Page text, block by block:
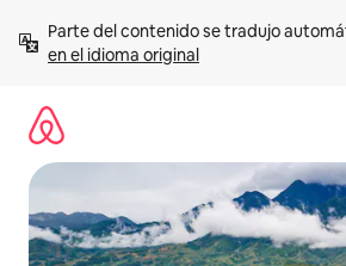
contenido
Parte del contenido se tradujo
en el idioma original